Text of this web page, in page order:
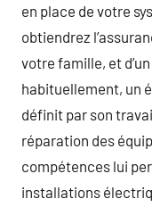
en place de votre
obtiendrez
votre famille, et
habituellement, un
définit par son
réparation des
compétences lui
installations